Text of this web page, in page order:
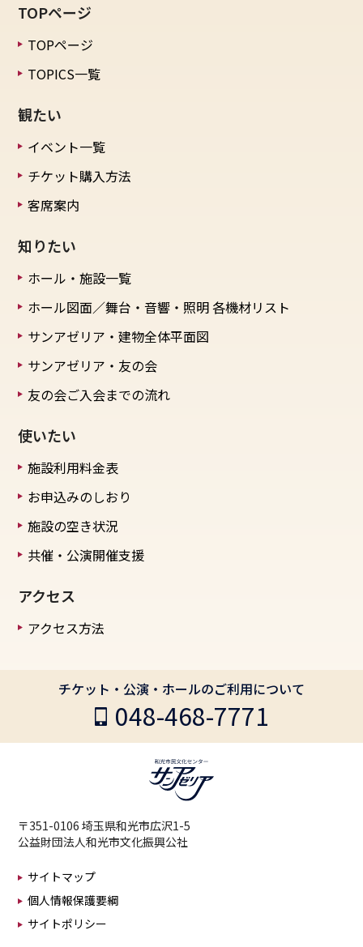
TOPページ
TOPページ
TOPICS一覧
観たい
イベント一覧
チケット購入方法
客席案内
知りたい
ホール・施設一覧
ホール図面／舞台・音響・照明各機材リスト
サンアゼリア・建物全体平面図
サンアゼリア・友の会
友の会ご入会までの流れ
使いたい
施設利用料金表
お申込みのしおり
施設の空き状況
共催・公演開催支援
アクセス
アクセス方法
チケット・公演・ホールのご利用について
048-468-7771
〒351-0106 埼玉県和光市広沢1-5
公益財団法人和光市文化振興公社
サイトマップ
個人情報保護要綱
サイトポリシー